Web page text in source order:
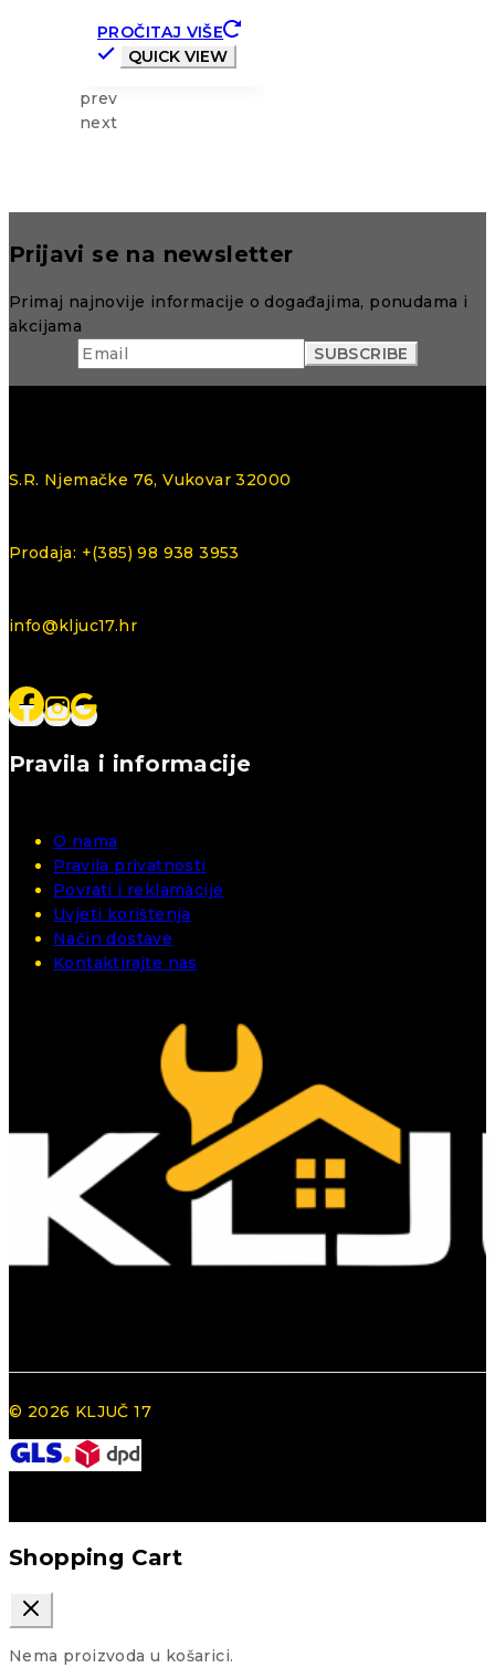
PROČITAJ VIŠE
QUICK VIEW
prev
next
Prijavi se na newsletter
Primaj najnovije informacije o događajima, ponudama i
akcijama
S.R. Njemačke 76, Vukovar 32000
Prodaja: +(385) 98 938 3953
info@kljuc17.hr
Pravila i informacije
O nama
Pravila privatnosti
Povrati i reklamacije
Uvjeti korištenja
Način dostave
Kontaktirajte nas
© 2026 KLJUČ 17
Shopping Cart
Nema proizvoda u košarici.